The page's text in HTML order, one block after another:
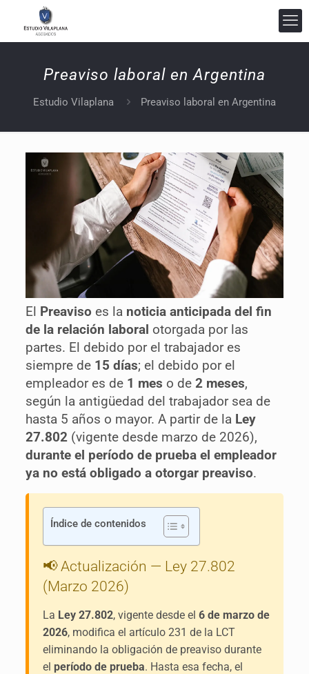
Preaviso laboral en Argentina
Estudio Vilaplana Preaviso laboral en Argentina
El Preaviso es la noticia anticipada del fin
de la relación laboral otorgada por las
partes. El debido por el trabajador es
siempre de 15 días; el debido por el
empleador es de 1 mes o de 2 meses,
según la antigüedad del trabajador sea de
hasta 5 años o mayor. A partir de la Ley
27.802(vigente desde marzo de 2026),
durante el período de prueba el empleador
ya no está obligado a otorgar preaviso.
Índice de contenidos
📢 Actualización — Ley 27.802
(Marzo 2026)
La Ley 27.802, vigente desde el 6 de marzo de
2026, modifica el artículo 231 de la LCT
eliminando la obligación de preaviso durante
el período de prueba. Hasta esa fecha, el
Estudio Vilaplana Abogados
En línea